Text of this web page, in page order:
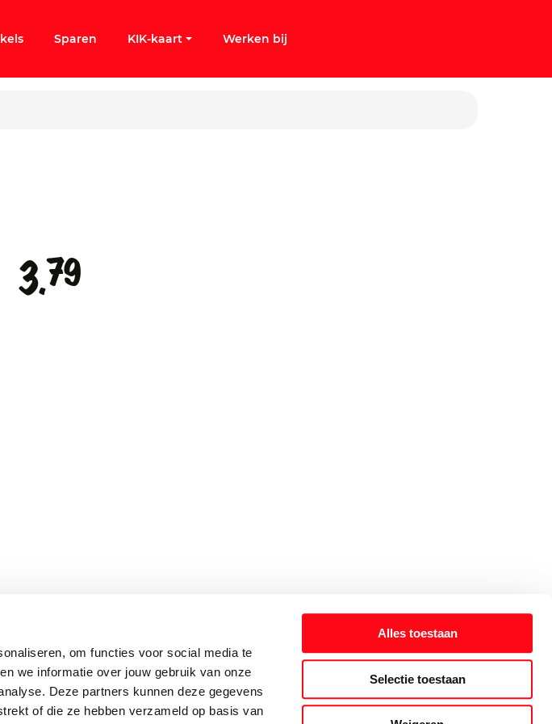
om functies voor social media te
we informatie over jouw gebruik van onze
Deze partners kunnen deze gegevens
of die ze hebben verzameld op basis van
Alles toestaan
Selectie toestaan
Sparen KIK-kaart Werken bij
3.79